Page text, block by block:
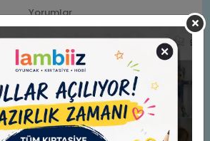
Yorumlar